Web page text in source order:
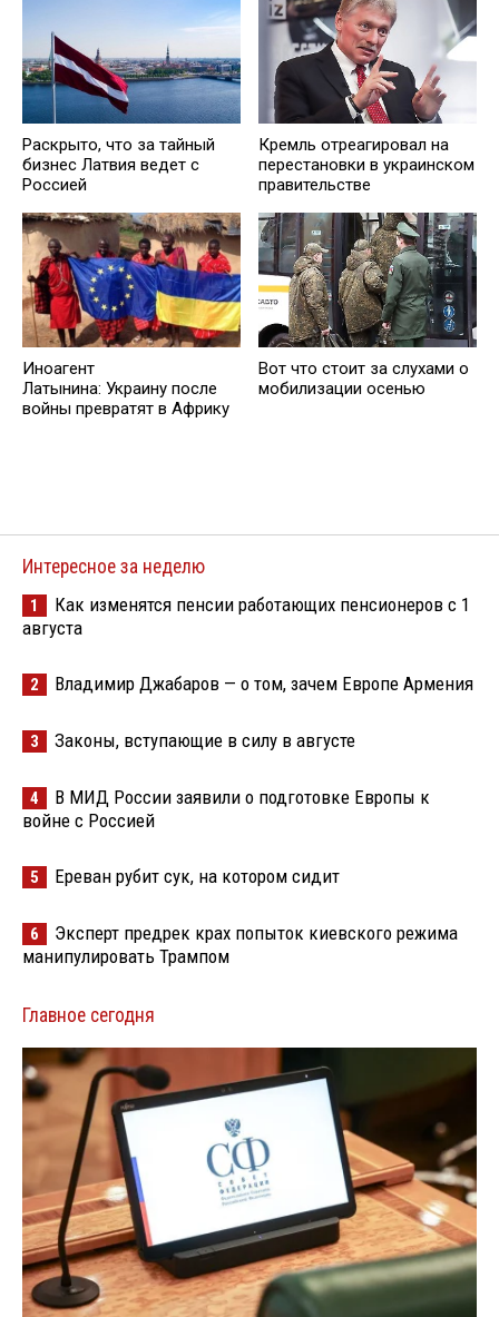
Раскрыто, что за тайный
бизнес Латвия ведет с
Россией
Кремль отреагировал на
перестановки в украинском
правительстве
Иноагент
Латынина: Украину после
войны превратят в Африку
Вот что стоит за слухами о
мобилизации осенью
Интересное за неделю
1
Как изменятся пенсии работающих пенсионеров с 1
августа
2 Владимир Джабаров — о том, зачем Европе Армения
3 Законы, вступающие в силу в августе
4
В МИД России заявили о подготовке Европы к
войне с Россией
5 Ереван рубит сук, на котором сидит
6
Эксперт предрек крах попыток киевского режима
манипулировать Трампом
Главное сегодня